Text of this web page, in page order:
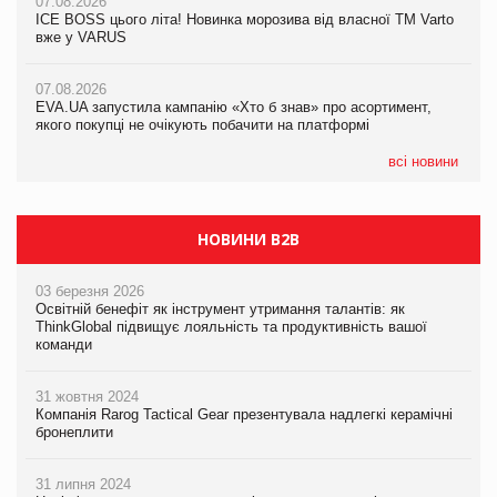
ICE BOSS цього літа! Новинка морозива від власної ТМ Varto
вже у VARUS
07.08.2026
EVA.UA запустила кампанію «Хто б знав» про асортимент,
якого покупці не очікують побачити на платформі
всі новини
06.08.2026
Смачна новинка для хвостатих: у VARUS з’явилися паучі
05.08.2026
Мережа супермаркетів VARUS купує мережу магазинів
НОВИНИ B2B
03 березня 2026
Освітній бенефіт як інструмент утримання талантів: як
ThinkGlobal підвищує лояльність та продуктивність вашої
команди
31 жовтня 2024
Компанія Rarog Tactical Gear презентувала надлегкі керамічні
бронеплити
31 липня 2024